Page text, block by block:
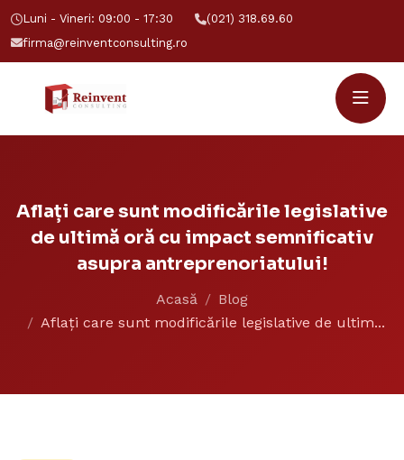
Luni - Vineri: 09:00 - 17:30
(021) 318.69.60
firma@reinventconsulting.ro
Aflați care sunt modificările legislative
de ultimă oră cu impact semnificativ
asupra antreprenoriatului!
Acasă
Blog
Aflați care sunt modificările legislative de ultim...